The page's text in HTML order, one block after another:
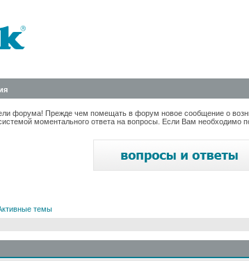
форума! Прежде чем помещать в форум новое сообщение о
моментального ответа на вопросы. Если Вам необходимо
темы